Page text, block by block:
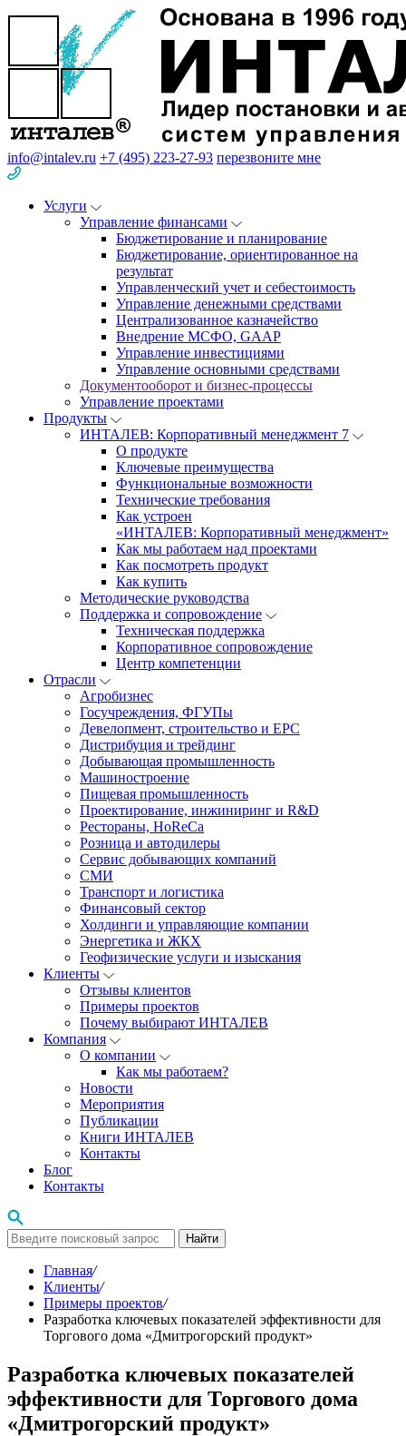
info@intalev.ru +7 (495) 223-27-93 перезвоните мне
Услуги
Управление финансами
Бюджетирование и планирование
Бюджетирование, ориентированное на
результат
Управленческий учет и себестоимость
Управление денежными средствами
Централизованное казначейство
Внедрение МСФО, GAAP
Управление инвестициями
Управление основными средствами
Документооборот и бизнес-процессы
Управление проектами
Продукты
ИНТАЛЕВ: Корпоративный менеджмент 7
О продукте
Ключевые преимущества
Функциональные возможности
Технические требования
Как устроен
«ИНТАЛЕВ: Корпоративный менеджмент»
Как мы работаем над проектами
Как посмотреть продукт
Как купить
Методические руководства
Поддержка и сопровождение
Техническая поддержка
Корпоративное сопровождение
Центр компетенции
Отрасли
Агробизнес
Госучреждения, ФГУПы
Девелопмент, строительство и EPC
Дистрибуция и трейдинг
Добывающая промышленность
Машиностроение
Пищевая промышленность
Проектирование, инжиниринг и R&D
Рестораны, HoReCa
Розница и автодилеры
Сервис добывающих компаний
СМИ
Транспорт и логистика
Финансовый сектор
Холдинги и управляющие компании
Энергетика и ЖКХ
Геофизические услуги и изыскания
Клиенты
Отзывы клиентов
Примеры проектов
Почему выбирают ИНТАЛЕВ
Компания
О компании
Как мы работаем?
Новости
Мероприятия
Публикации
Книги ИНТАЛЕВ
Контакты
Блог
Контакты
Найти
Главная/
Клиенты/
Примеры проектов/
Разработка ключевых показателей эффективности для
Торгового дома «Дмитрогорский продукт»
Разработка ключевых показателей
эффективности для Торгового дома
«Дмитрогорский продукт»